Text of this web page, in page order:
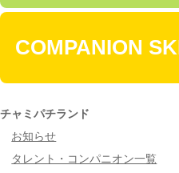
COMPANION
チャミパチランド
お知らせ
タレント・コンパニオン一覧